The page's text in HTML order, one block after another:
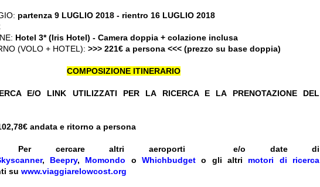
partenza 9 LUGLIO 2018 - rientro 16 LUGLIO 2018
Hotel 3* (Iris Hotel) - Camera doppia + colazione inclusa
(VOLO + HOTEL): >>> 221€ a persona <<< (prezzo su base doppia)
COMPOSIZIONE ITINERARIO
E/O LINK UTILIZZATI PER LA RICERCA E LA PRENOTAZIONE DEL
€ andata e ritorno a persona
Per cercare altri aeroporti e/o date di
, Beepry, Momondo oWhichbudget o gli altri motori di ricerca
su www.viaggiarelowcost.org